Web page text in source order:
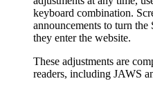
keyboard combination.
announcements to turn the
they enter the website.
These adjustments are
readers, including JAWS